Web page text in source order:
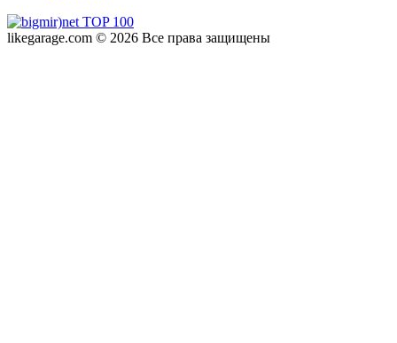
likegarage.com © 2026 Все права защищены